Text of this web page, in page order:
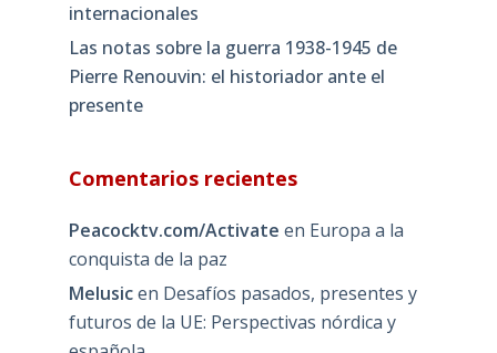
internacionales
Las notas sobre la guerra 1938-1945 de
Pierre Renouvin: el historiador ante el
presente
Comentarios recientes
Peacocktv.com/Activate en Europa a la
conquista de la paz
Melusicen Desafíos pasados, presentes y
futuros de la UE: Perspectivas nórdica y